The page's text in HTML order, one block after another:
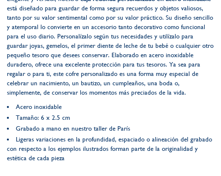
está diseñado para guardar de forma segura recuerdos y objetos valiosos,
tanto por su valor sentimental como por su valor práctico. Su diseño sencillo
y atemporal lo convierte en un accesorio tanto decorativo como funcional
para el uso diario. Personalízalo según tus necesidades y utilízalo para
guardar joyas, gemelos, el primer diente de leche de tu bebé o cualquier otro
pequeño tesoro que desees conservar. Elaborado en acero inoxidable
duradero, ofrece una excelente protección para tus tesoros. Ya sea para
regalar o para ti, este cofre personalizado es una forma muy especial de
celebrar un nacimiento, un bautizo, un cumpleaños, una boda o,
simplemente, de conservar los momentos más preciados de la vida.
Acero inoxidable
Tamaño: 6 x 2.5 cm
Grabado a mano en nuestro taller de París
Ligeras variaciones en la profundidad, espaciado o alineación del grabado
con respecto a los ejemplos ilustrados forman parte de la originalidad y
estética de cada pieza